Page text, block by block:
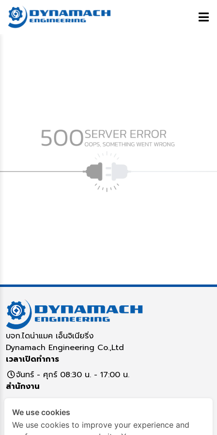
บจก.ไดน่าแมค เอ็นจิเนียริ่ง
Dynamach Engineering Co.,Ltd
เวลาเปิดทำการ
จันทร์ - ศุกร์ 08:30 น. - 17:00 น.
สำนักงาน
12130
ติดต่อสอบถาม
We use cookies
We use cookies to improve your experience and